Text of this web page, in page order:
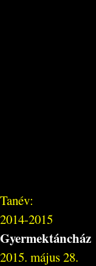
Tanév:
2014-2015
Gyermektáncház
2015. május 28.